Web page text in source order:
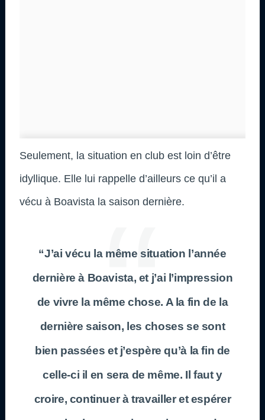
Seulement, la situation en club est loin d’être
idyllique. Elle lui rappelle d’ailleurs ce qu’il a
vécu à Boavista la saison dernière.
“J’ai vécu la même situation l’année
dernière à Boavista, et j’ai l’impression
de vivre la même chose. A la fin de la
dernière saison, les choses se sont
bien passées et j’espère qu’à la fin de
celle-ci il en sera de même. Il faut y
croire, continuer à travailler et espérer